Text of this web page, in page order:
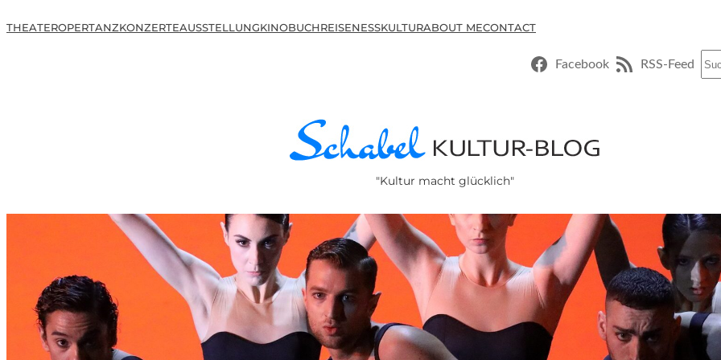
THEATEROPERTANZKONZERTEAUSSTELLUNGKINOBUCHREISENESSKULTURABOUT MECONTACT
Facebook RSS-Feed
"Kultur macht glücklich"